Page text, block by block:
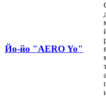
Йо-йо "AERO Yo"